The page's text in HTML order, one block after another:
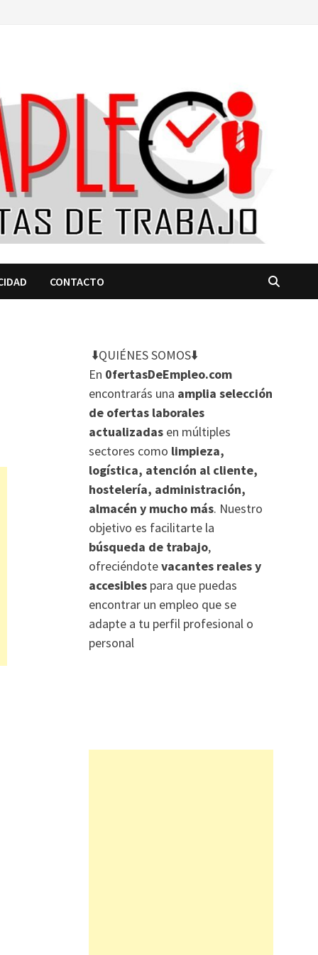
CONTACTO
⬇️QUIÉNES SOMOS⬇️
En 0fertasDeEmpleo.com
encontrarás una amplia selección
de ofertas laborales
actualizadas en múltiples
sectores como limpieza,
logística, atención al cliente,
hostelería, administración,
almacén y mucho más. Nuestro
objetivo es facilitarte la
búsqueda de trabajo,
ofreciéndotevacantes reales y
accesibles para que puedas
encontrar un empleo que se
adapte a tu perfil profesional o
personal